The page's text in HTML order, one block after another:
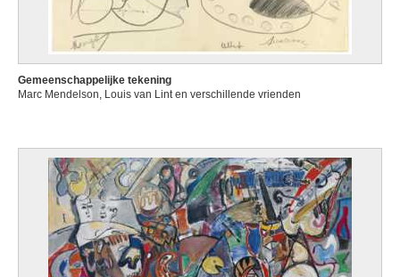
Gemeenschappelijke tekening
Marc Mendelson, Louis van Lint en verschillende vrienden